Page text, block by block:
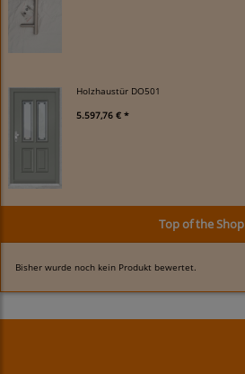
Holzhaustür DO501
5.597,76 € *
Top of the Shop
Bisher wurde noch kein Produkt bewertet.